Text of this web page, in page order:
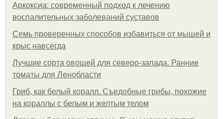
Аркоксиа: современный подход к лечению
воспалительных заболеваний суставов
Семь проверенных способов избавиться от мышей и
крыс навсегда
Лучшие сорта овощей для северо-запада. Ранние
томаты для Ленобласти
Гриб, как белый коралл. Съедобные грибы, похожие
на кораллы с белым и желтым телом